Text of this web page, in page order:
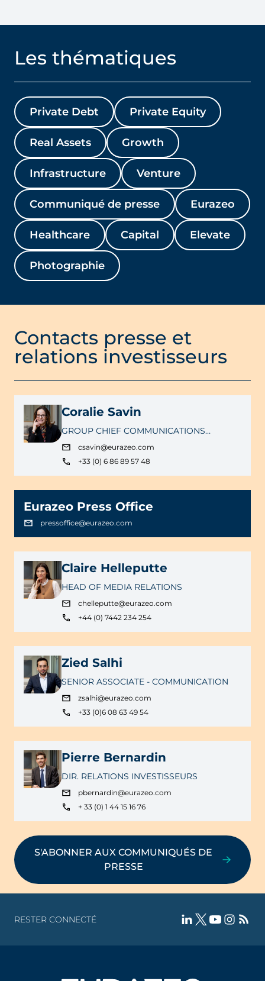
Les thématiques
Private Debt Private Equity
Real Assets Growth
Infrastructure Venture
Communiqué de presse Eurazeo
Healthcare Capital Elevate
Photographie
Contacts presse et
relations investisseurs
Coralie Savin
GROUP CHIEF COMMUNICATIONS
OFFICER
csavin@eurazeo.com
+33 (0) 6 86 89 57 48
Eurazeo Press Office
pressoffice@eurazeo.com
Claire Helleputte
HEAD OF MEDIA RELATIONS
chelleputte@eurazeo.com
+44 (0) 7442 234 254
Zied Salhi
SENIOR ASSOCIATE - COMMUNICATION
zsalhi@eurazeo.com
+33 (0)6 08 63 49 54
Pierre Bernardin
DIR. RELATIONS INVESTISSEURS
pbernardin@eurazeo.com
+ 33 (0) 1 44 15 16 76
S'ABONNER AUX COMMUNIQUÉS DE
PRESSE
RESTER CONNECTÉ